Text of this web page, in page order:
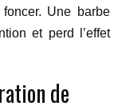
Une barbe
et perd l’effet
de